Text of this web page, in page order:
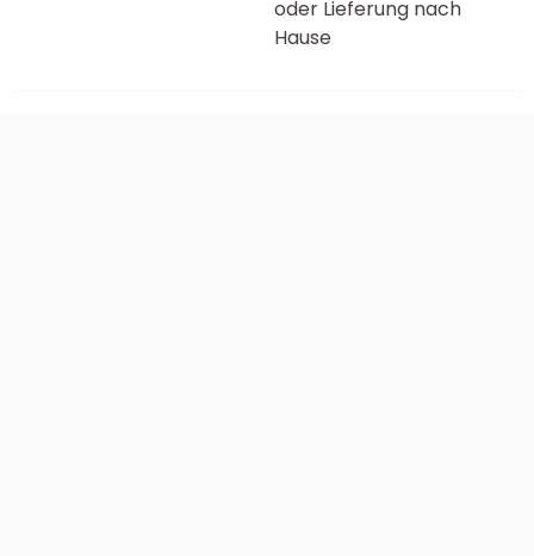
oder Lieferung nach
Hause